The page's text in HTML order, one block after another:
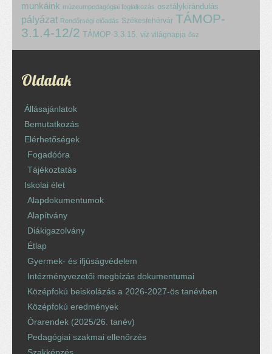
munkáink múzeumpedagógiai foglalkozás osztálykirándulás
pályázat Rendőrségi előadás Székesfehérvár TÁMOP-
3.1.4-12/2 TÁMOP-3.3.15. víz világnapja ősz
Oldalak
Állásajánlatok
Bemutatkozás
Elérhetőségek
Fogadóóra
Tájékoztatás
Iskolai élet
Alapdokumentumok
Alapítvány
Diákigazolvány
Étlap
Gyermek- és ifjúságvédelem
Intézményvezetői megbízás dokumentumai
Középfokú beiskolázás a 2026-2027-ös tanévben
Középfokú eredmények
Órarendek (2025/26. tanév)
Pedagógiai szakmai ellenőrzés